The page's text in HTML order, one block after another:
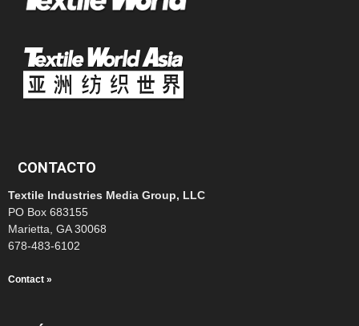
CONTACTO
Textile Industries Media Group, LLC
PO Box 683155
Marietta, GA 30068
678-483-6102
Contact »